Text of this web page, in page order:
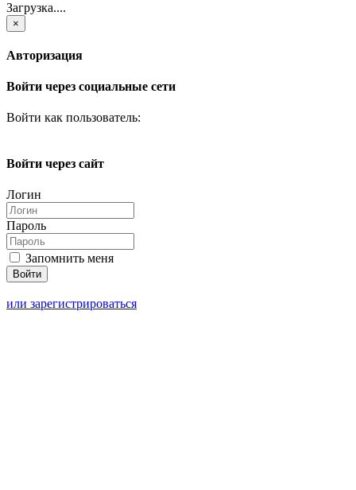
Загрузка....
×
Авторизация
Войти через социальные сети
Войти как пользователь:
Войти через сайт
Логин
Пароль
Запомнить меня
или зарегистрироваться